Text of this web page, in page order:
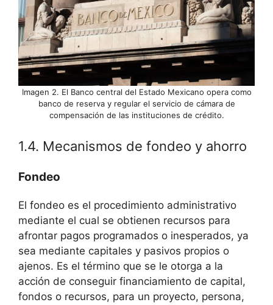
Imagen 2. El Banco central del Estado Mexicano opera como
banco de reserva y regular el servicio de cámara de
compensación de las instituciones de crédito.
1.4. Mecanismos de fondeo y ahorro
Fondeo
El fondeo es el procedimiento administrativo
mediante el cual se obtienen recursos para
afrontar pagos programados o inesperados, ya
sea mediante capitales y pasivos propios o
ajenos. Es el término que se le otorga a la
acción de conseguir financiamiento de capital,
fondos o recursos, para un proyecto, persona,